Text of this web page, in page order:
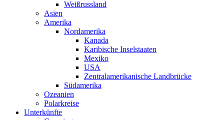
Weißrussland
Asien
Amerika
Nordamerika
Kanada
Karibische Inselstaaten
Mexiko
USA
Zentralamerikanische Landbrücke
Südamerika
Ozeanien
Polarkreise
Unterkünfte